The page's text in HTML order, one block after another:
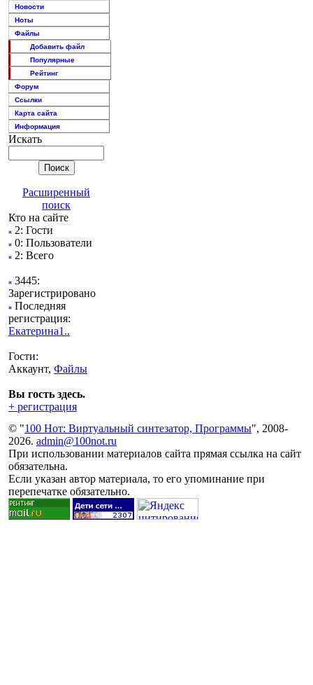
Новости
Ноты
Файлы
Добавить файл
Популярные
Рейтинг
Форум
Ссылки
Карта сайта
Информация
Искать
Расширенный
поиск
Кто на сайте
2: Гости
0: Пользователи
2: Всего
3445:
Зарегистрировано
Последняя
регистрация:
Екатерина1..
Гости:
Аккаунт, Файлы
Вы гость здесь.
+ регистрация
© "100 Нот: Виртуальный синтезатор, Программы", 2008-
2026. admin@100not.ru
При использовании материалов сайта прямая ссылка на сайт
обязательна.
Если указан автор материала, то его упоминание при
перепечатке обязательно.